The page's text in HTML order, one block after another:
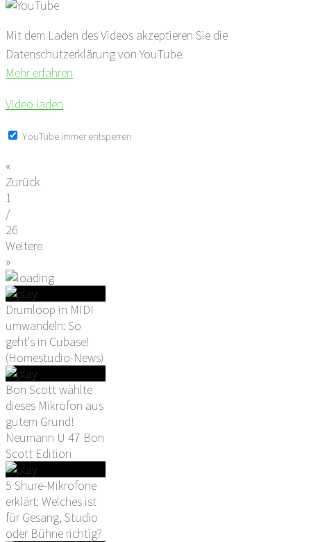
Mit dem Laden des Videos akzeptieren Sie die
Datenschutzerklärung von YouTube.
Mehr erfahren
Video laden
YouTube immer entsperren
«
Zurück
1
/
26
Weitere
»
Drumloop in MIDI
umwandeln: So
geht's in Cubase!
(Homestudio-News)
Bon Scott wählte
dieses Mikrofon aus
gutem Grund!
Neumann U 47 Bon
Scott Edition
5 Shure-Mikrofone
erklärt: Welches ist
für Gesang, Studio
oder Bühne richtig?